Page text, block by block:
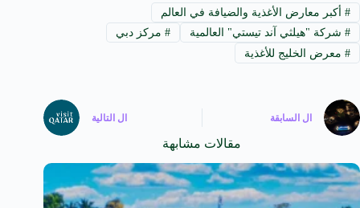
#أكبر معارض الأغذية والضيافة في العالم
#شركة "هيلثي آند تيستي" العالمية #مركز دبي
#معرض الخليج للأغذية
ال السابقة ال التالية
مقالات مشابهة